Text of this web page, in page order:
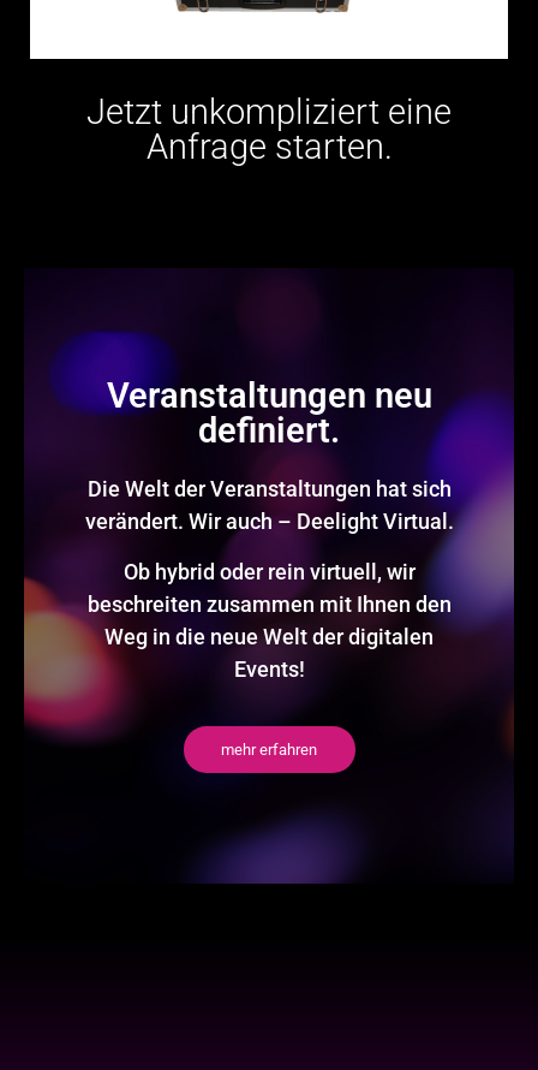
Jetzt unkompliziert eine
Anfrage starten.
Veranstaltungen neu
definiert.
Die Welt der Veranstaltungen hat sich
verändert. Wir auch – Deelight Virtual.
Ob hybrid oder rein virtuell, wir
beschreiten zusammen mit Ihnen den
Weg in die neue Welt der digitalen
Events!
mehr erfahren